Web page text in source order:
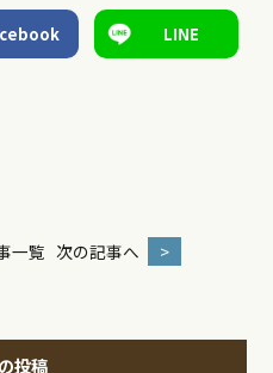
LINE
一覧 次の記事へ >
投稿